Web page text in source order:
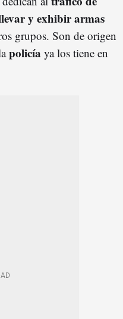
y exhibir armas
grupos. Son de origen
policía ya los tiene en